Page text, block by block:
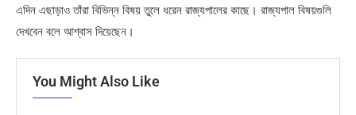
এদিন এছাড়াও তাঁরা বিভিন্ন বিষয় তুলে ধরেন রাজ্যপালের কাছে। রাজ্যপাল বিষয়গুলি
দেখবেন বলে আশ্বাস দিয়েছেন।
You Might Also Like